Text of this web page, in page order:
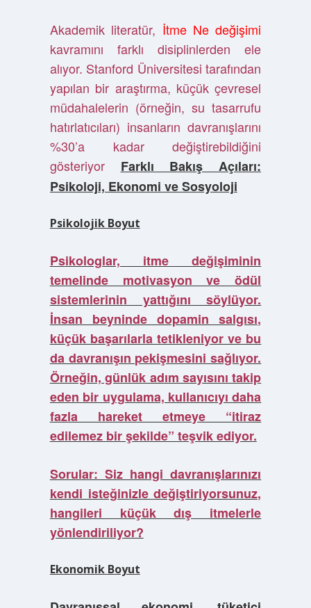
Akademik literatür, İtme Ne değişimi
kavramını farklı disiplinlerden ele
alıyor. Stanford Üniversitesi tarafından
yapılan bir araştırma, küçük çevresel
müdahalelerin (örneğin, su tasarrufu
hatırlatıcıları) insanların davranışlarını
%30’a kadar değiştirebildiğini
gösteriyor Farklı Bakış Açıları:
Psikoloji, Ekonomi ve Sosyoloji
Psikolojik Boyut
Psikologlar, itme değişiminin
temelinde motivasyon ve ödül
sistemlerinin yattığını söylüyor.
İnsan beyninde dopamin salgısı,
küçük başarılarla tetikleniyor ve bu
da davranışın pekişmesini sağlıyor.
Örneğin, günlük adım sayısını takip
eden bir uygulama, kullanıcıyı daha
fazla hareket etmeye “itiraz
edilemez bir şekilde” teşvik ediyor.
Sorular: Siz hangi davranışlarınızı
kendi isteğinizle değiştiriyorsunuz,
hangileri küçük dış itmelerle
yönlendiriliyor?
Ekonomik Boyut